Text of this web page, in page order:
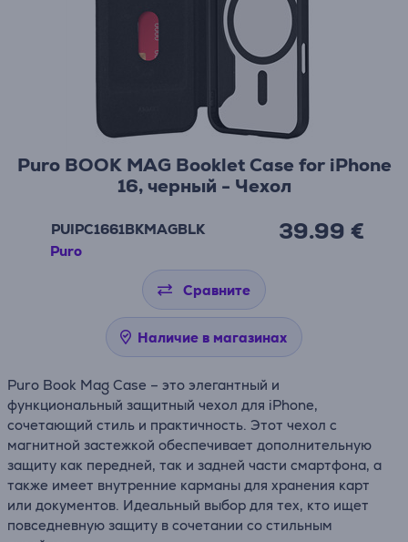
Puro BOOK MAG Booklet Case for iPhone
16, черный - Чехол
PUIPC1661BKMAGBLK
Puro
39.99 €
Сравните
Наличие в магазинах
Puro Book Mag Case – это элегантный и
функциональный защитный чехол для iPhone,
сочетающий стиль и практичность. Этот чехол с
магнитной застежкой обеспечивает дополнительную
защиту как передней, так и задней части смартфона, а
также имеет внутренние карманы для хранения карт
или документов. Идеальный выбор для тех, кто ищет
повседневную защиту в сочетании со стильным